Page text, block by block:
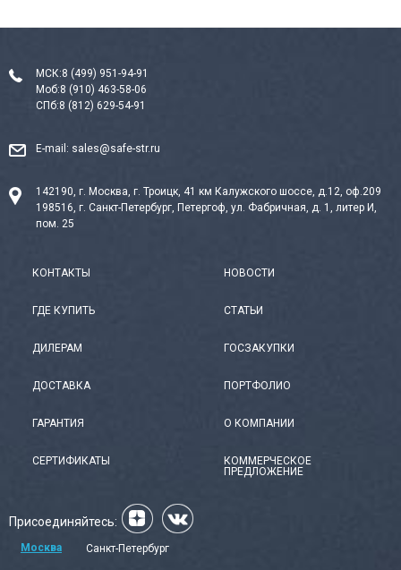
МСК:8 (499) 951-94-91
Моб:8 (910) 463-58-06
СПб:8 (812) 629-54-91
E-mail: sales@safe-str.ru
142190, г. Москва, г. Троицк, 41 км Калужского шоссе, д.12, оф.209
198516, г. Санкт-Петербург, Петергоф, ул. Фабричная, д. 1, литер И,
пом. 25
КОНТАКТЫ
ГДЕ КУПИТЬ
ДИЛЕРАМ
ДОСТАВКА
ГАРАНТИЯ
СЕРТИФИКАТЫ
НОВОСТИ
СТАТЬИ
ГОСЗАКУПКИ
ПОРТФОЛИО
О КОМПАНИИ
КОММЕРЧЕСКОЕ
ПРЕДЛОЖЕНИЕ
Присоединяйтесь:
Москва Санкт-Петербург